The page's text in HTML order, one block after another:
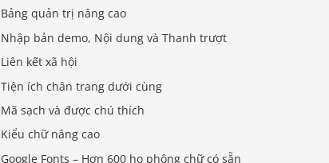
Bảng quản trị nâng cao
Nhập bản demo, Nội dung và Thanh trượt
Liên kết xã hội
Tiện ích chân trang dưới cùng
Mã sạch và được chú thích
Kiểu chữ nâng cao
Google Fonts – Hơn 600 họ phông chữ có sẵn